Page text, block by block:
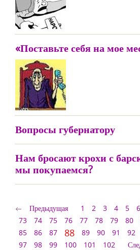
«Поставьте себя на мое
Вопросы губернатору
Нам бросают крохи с
мы покупаемся?
Предыдущая 1 2 3 4 5 6
73
74 75 76 77 78 79 80
85
86 87 88 89 90 91 92
97
98 99 100 101 102